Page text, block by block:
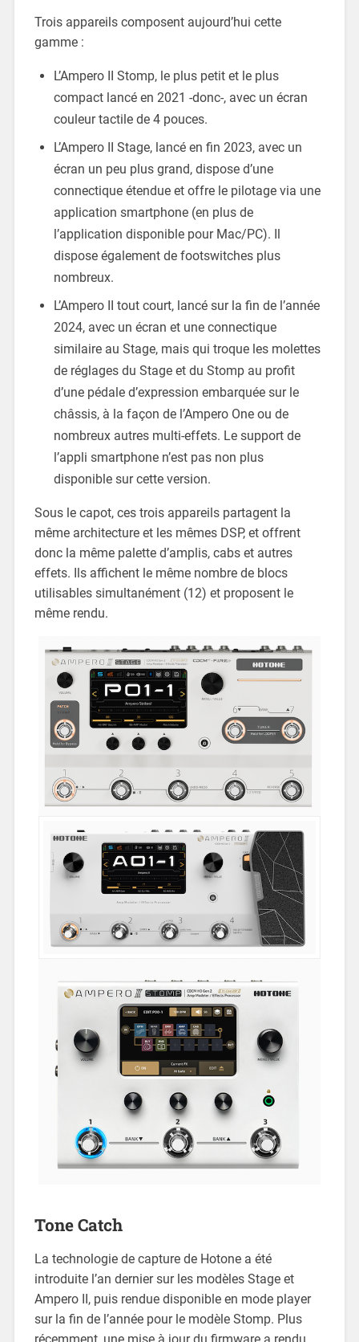
Trois appareils composent aujourd’hui cette
gamme :
L’Ampero II Stomp, le plus petit et le plus
compact lancé en 2021 -donc-, avec un écran
couleur tactile de 4 pouces.
L’Ampero II Stage, lancé en fin 2023, avec un
écran un peu plus grand, dispose d’une
connectique étendue et offre le pilotage via une
application smartphone (en plus de
l’application disponible pour Mac/PC). Il
dispose également de footswitches plus
nombreux.
L’Ampero II tout court, lancé sur la fin de l’année
2024, avec un écran et une connectique
similaire au Stage, mais qui troque les molettes
de réglages du Stage et du Stomp au profit
d’une pédale d’expression embarquée sur le
châssis, à la façon de l’Ampero One ou de
nombreux autres multi-effets. Le support de
l’appli smartphone n’est pas non plus
disponible sur cette version.
Sous le capot, ces trois appareils partagent la
même architecture et les mêmes DSP, et offrent
donc la même palette d’amplis, cabs et autres
effets. Ils affichent le même nombre de blocs
utilisables simultanément (12) et proposent le
même rendu.
Tone Catch
La technologie de capture de Hotone a été
introduite l’an dernier sur les modèles Stage et
Ampero II, puis rendue disponible en mode player
sur la fin de l’année pour le modèle Stomp. Plus